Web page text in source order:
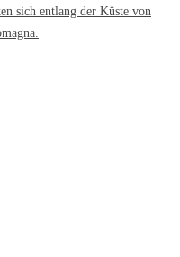
sich entlang der Küste von